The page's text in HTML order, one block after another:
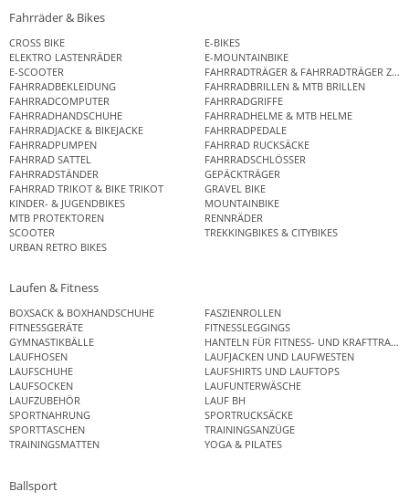
Fahrräder & Bikes
CROSS BIKE
E-BIKES
ELEKTRO LASTENRÄDER
E-MOUNTAINBIKE
E-SCOOTER
FAHRRADTRÄGER & FAHRRADTRÄGER
FAHRRADBEKLEIDUNG
FAHRRADBRILLEN & MTB BRILLEN
FAHRRADCOMPUTER
FAHRRADGRIFFE
FAHRRADHANDSCHUHE
FAHRRADHELME & MTB HELME
FAHRRADJACKE & BIKEJACKE
FAHRRADPEDALE
FAHRRADPUMPEN
FAHRRAD RUCKSÄCKE
FAHRRAD SATTEL
FAHRRADSCHLÖSSER
FAHRRADSTÄNDER
GEPÄCKTRÄGER
FAHRRAD TRIKOT & BIKE TRIKOT
GRAVEL BIKE
KINDER- & JUGENDBIKES
MOUNTAINBIKE
MTB PROTEKTOREN
RENNRÄDER
SCOOTER
TREKKINGBIKES & CITYBIKES
URBAN RETRO BIKES
Laufen & Fitness
BOXSACK & BOXHANDSCHUHE
FASZIENROLLEN
FITNESSGERÄTE
FITNESSLEGGINGS
GYMNASTIKBÄLLE
HANTELN FÜR FITNESS- UND
LAUFHOSEN
LAUFJACKEN UND LAUFWESTEN
LAUFSCHUHE
LAUFSHIRTS UND LAUFTOPS
LAUFSOCKEN
LAUFUNTERWÄSCHE
LAUFZUBEHÖR
LAUF BH
SPORTNAHRUNG
SPORTRUCKSÄCKE
SPORTTASCHEN
TRAININGSANZÜGE
TRAININGSMATTEN
YOGA & PILATES
Ballsport